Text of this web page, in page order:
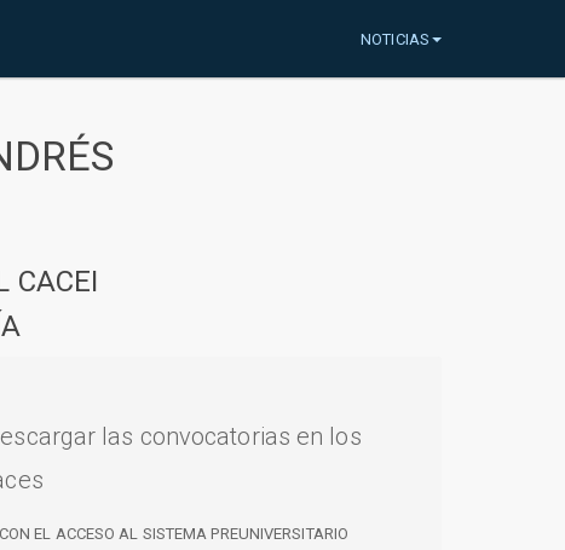
NOTICIAS
CACEI
las convocatorias en los
EL ACCESO AL SISTEMA PREUNIVERSITARIO